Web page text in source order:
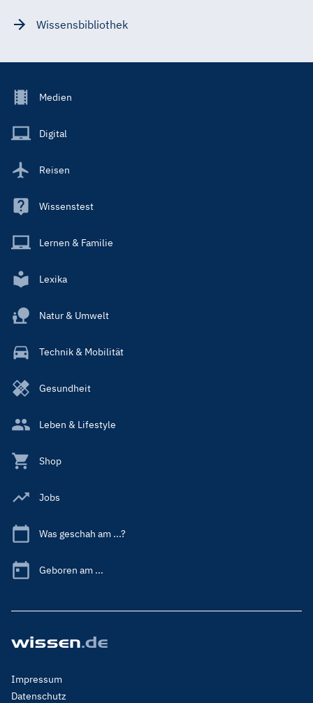
Wissensbibliothek
Footer
Main
Medien
Digital
Reisen
Wissenstest
Lernen & Familie
Lexika
Natur & Umwelt
Technik & Mobilität
Gesundheit
Leben & Lifestyle
Shop
Jobs
Was geschah am ...?
Geboren am ...
Footer
Menu
Impressum
Datenschutz